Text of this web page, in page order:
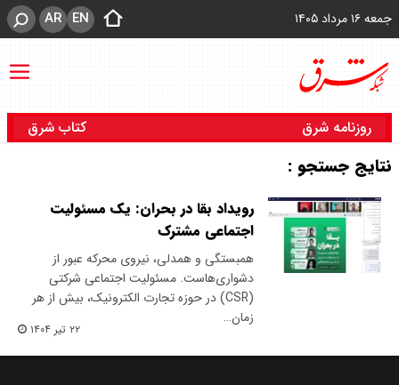
جمعه ۱۶ مرداد ۱۴۰۵ EN
AR
روزنامه شرق کتاب شرق
نتایج جستجو :
رویداد بقا در بحران: یک مسئولیت
اجتماعی مشترک
همبستگی و همدلی، نیروی محرکه عبور از
دشواری‌هاست. مسئولیت اجتماعی شرکتی
(CSR) در حوزه تجارت الکترونیک، بیش از هر
زمان…
۲۲ تیر ۱۴۰۴